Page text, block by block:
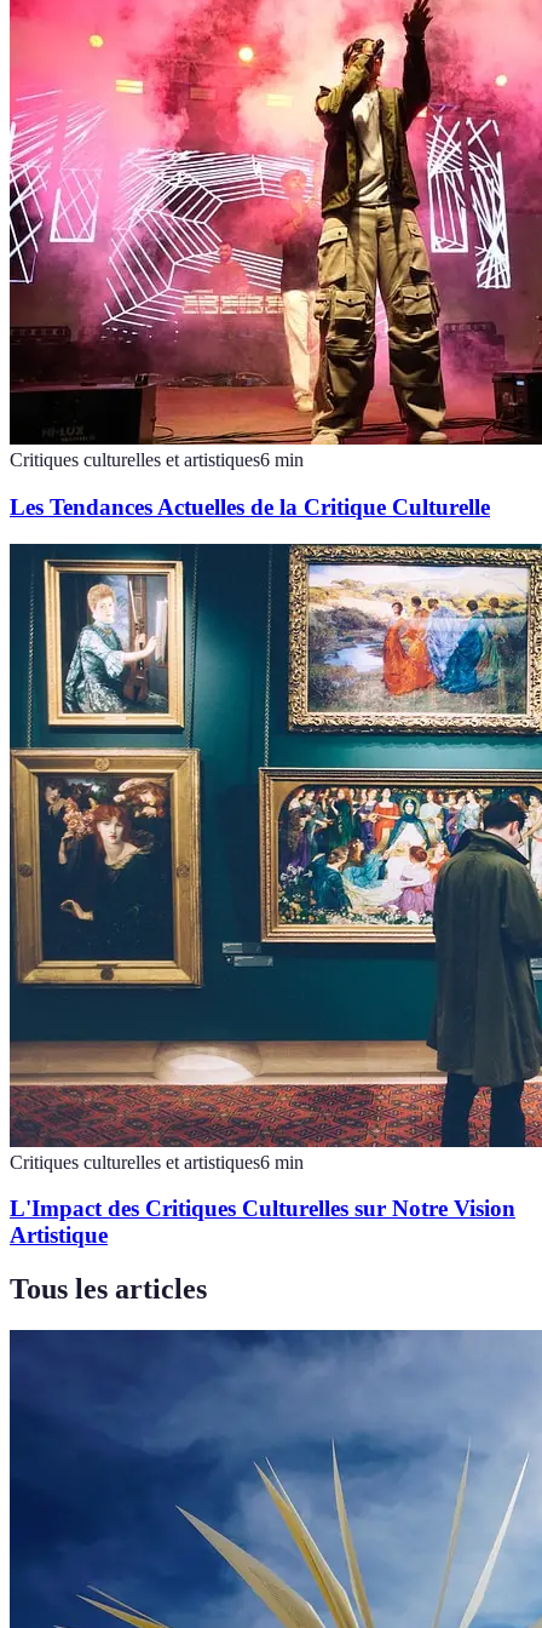
Critiques culturelles et artistiques6 min
Les Tendances Actuelles de la Critique Culturelle
Critiques culturelles et artistiques6 min
L'Impact des Critiques Culturelles sur Notre Vision
Artistique
Tous les articles